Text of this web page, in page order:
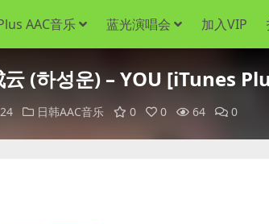
AAC音乐 蓝光演唱会 加入VIP
(하성운) – YOU [iTunes
日韩AAC音乐 0 0 64 0